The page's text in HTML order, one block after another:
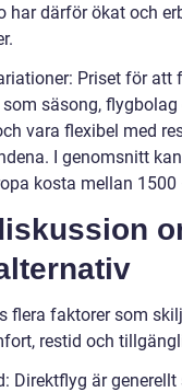
har därför ökat och
Priset för att
säsong,
vara flexibel med
I genomsnitt
kosta mellan 1500
flera faktorer som
restid och
Direktflyg är